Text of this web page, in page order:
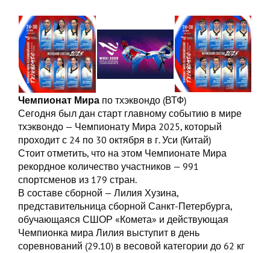
Чемпионат Мира по тхэквондо (ВТФ)
Сегодня был дан старт главному событию в мире
тхэквондо — Чемпионату Мира 2025, который
проходит с 24 по 30 октября в г. Уси (Китай)
Стоит отметить, что на этом Чемпионате Мира
рекордное количество участников — 991
спортсменов из 179 стран.
В составе сборной — Лилия Хузина,
представительница сборной Санкт-Петербурга,
обучающаяся СШОР «Комета» и действующая
Чемпионка мира Лилия выступит в день
соревнований (29.10) в весовой категории до 62 кг